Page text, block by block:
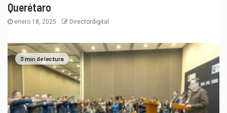
Querétaro
enero 18, 2025 Directordigital
3 min de lectura